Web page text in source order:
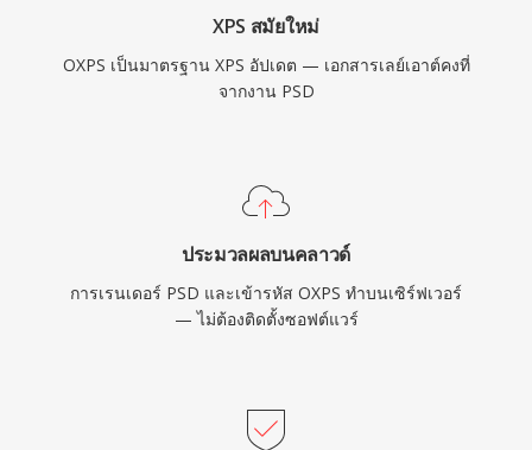
XPS สมัยใหม่
OXPS เป็นมาตรฐาน XPS อัปเดต — เอกสารเลย์เอาต์คงที่
จากงาน PSD
ประมวลผลบนคลาวด์
การเรนเดอร์ PSD และเข้ารหัส OXPS ทำบนเซิร์ฟเวอร์
— ไม่ต้องติดตั้งซอฟต์แวร์